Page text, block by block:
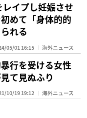
イプし妊娠させ
めて「身体的的
れる
05/01 16:15 海外ニュース
行を受ける女性
て見ぬふり
10/19 19:12 海外ニュース